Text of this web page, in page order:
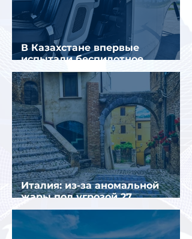
В Казахстане впервые
испытали беспилотное
аэротакси с пассажирами
Италия: из-за аномальной
жары под угрозой 27
крупнейших городов